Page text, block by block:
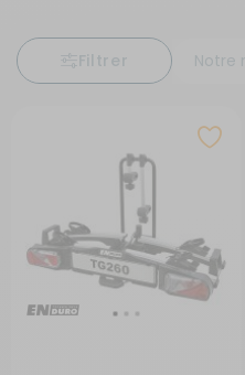
Filtrer